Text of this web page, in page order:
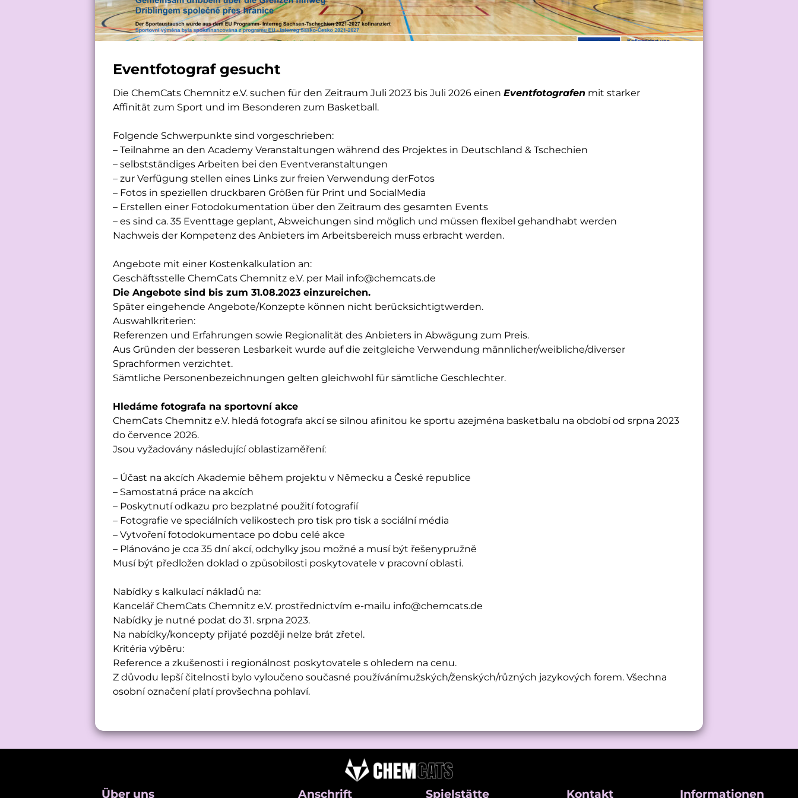
Eventfotograf gesucht
Die ChemCats Chemnitz e.V. suchen für den Zeitraum Juli 2023 bis Juli 2026 einen Eventfotografen mit starker
Affinität zum Sport und im Besonderen zum Basketball.
Folgende Schwerpunkte sind vorgeschrieben:
– Teilnahme an den Academy Veranstaltungen während des Projektes in Deutschland & Tschechien
– selbstständiges Arbeiten bei den Eventveranstaltungen
– zur Verfügung stellen eines Links zur freien Verwendung derFotos
– Fotos in speziellen druckbaren Größen für Print und SocialMedia
– Erstellen einer Fotodokumentation über den Zeitraum des gesamten Events
– es sind ca. 35 Eventtage geplant, Abweichungen sind möglich und müssen flexibel gehandhabt werden
Nachweis der Kompetenz des Anbieters im Arbeitsbereich muss erbracht werden.
Angebote mit einer Kostenkalkulation an:
Geschäftsstelle ChemCats Chemnitz e.V. per Mail info@chemcats.de
Die Angebote sind bis zum 31.08.2023 einzureichen.
Später eingehende Angebote/Konzepte können nicht berücksichtigtwerden.
Auswahlkriterien:
Referenzen und Erfahrungen sowie Regionalität des Anbieters in Abwägung zum Preis.
Aus Gründen der besseren Lesbarkeit wurde auf die zeitgleiche Verwendung männlicher/weibliche/diverser
Sprachformen verzichtet.
Sämtliche Personenbezeichnungen gelten gleichwohl für sämtliche Geschlechter.
Hledáme fotografa na sportovní akce
ChemCats Chemnitz e.V. hledá fotografa akcí se silnou afinitou ke sportu azejména basketbalu na období od srpna 2023
do července 2026.
Jsou vyžadovány následující oblastizaměření:
– Účast na akcích Akademie během projektu v Německu a České republice
– Samostatná práce na akcích
– Poskytnutí odkazu pro bezplatné použití fotografií
– Fotografie ve speciálních velikostech pro tisk pro tisk a sociální média
– Vytvoření fotodokumentace po dobu celé akce
– Plánováno je cca 35 dní akcí, odchylky jsou možné a musí být řešenypružně
Musí být předložen doklad o způsobilosti poskytovatele v pracovní oblasti.
Nabídky s kalkulací nákladů na:
Kancelář ChemCats Chemnitz e.V. prostřednictvím e-mailu info@chemcats.de
Nabídky je nutné podat do 31. srpna 2023.
Na nabídky/koncepty přijaté později nelze brát zřetel.
Kritéria výběru:
Reference a zkušenosti i regionálnost poskytovatele s ohledem na cenu.
Z důvodu lepší čitelnosti bylo vyloučeno současné používánímužských/ženských/různých jazykových forem. Všechna
osobní označení platí provšechna pohlaví.
Über uns Anschrift Spielstätte Kontakt Informationen